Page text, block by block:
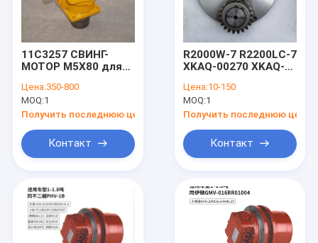
11C3257 СВИНГ-
МОТОР M5X80 для
Цена:350-800
MOQ:1
Получить последнюю цену
Контакт
R2000W-7 R2200LC-7
XKAQ-00270 XKAQ-
кронштейн в сборе
Цена:10-150
MOQ:1
Получить последнюю цену
Контакт